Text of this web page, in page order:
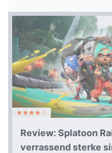
Review: Splatoon
verrassend sterke